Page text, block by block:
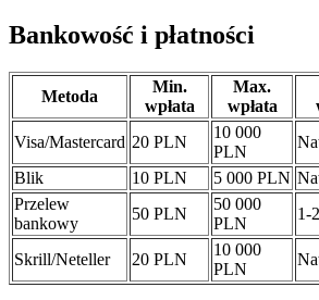
Bankowość i płatności
Metoda
Min.
wpłata
Max.
wpłata
Visa/Mastercard 20 PLN
10 000
PLN
Blik
10 PLN 5 000 PLN
Przelew
bankowy
50 PLN
50 000
PLN
1-
Skrill/Neteller 20 PLN
10 000
PLN